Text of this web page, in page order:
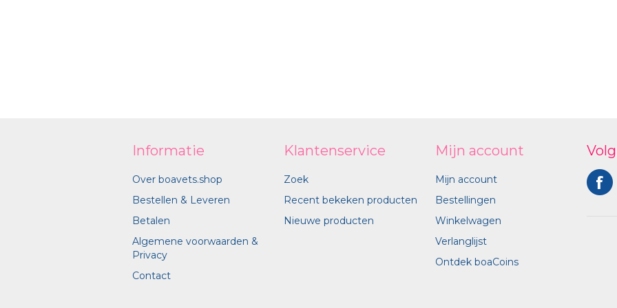
Informatie
Over boavets.shop
Bestellen & Leveren
Betalen
Algemene voorwaarden &
Privacy
Contact
Klantenservice
Zoek
Recent bekeken producten
Nieuwe producten
Mijn account
Mijn account
Bestellingen
Winkelwagen
Verlanglijst
Ontdek boaCoins